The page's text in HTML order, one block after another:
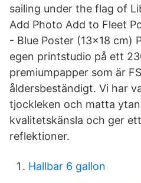
sailing under the flag of
Add Photo Add to Fleet
- Blue Poster (13x18 cm)
egen printstudio på ett
premiumpapper som är
åldersbeständigt. Vi har
tjockleken och matta
kvalitetskänsla och ger
reflektioner.
Hallbar 6 gallon